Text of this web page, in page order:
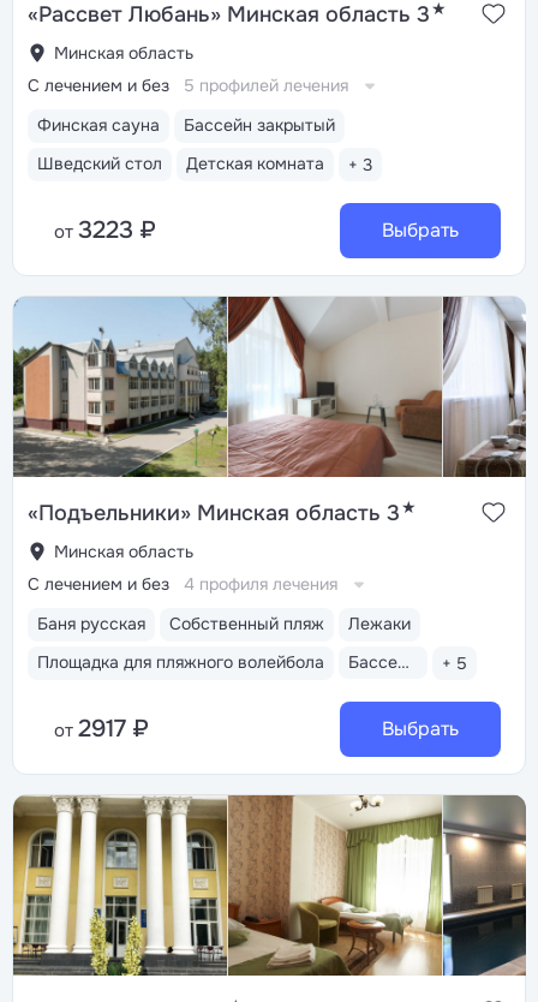
«Рассвет Любань» Минская область 3★
Минская область
Финская сауна
Бассейн закрытый
Шведский стол
Детская комната + 3
С лечением и без 5 профилей лечения
от 3223 ₽ Выбрать
«Подъельники» Минская область 3★
Минская область
Баня русская Собственный пляж
Лежаки
Площадка для пляжного волейбола
Бассейн закрытый + 5
С лечением и без 4 профиля лечения
от 2917 ₽ Выбрать